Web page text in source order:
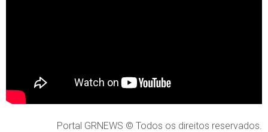
Portal GRNEWS © Todos os direitos reservados.